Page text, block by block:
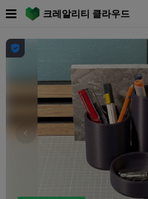
크레알리티 클라우드
